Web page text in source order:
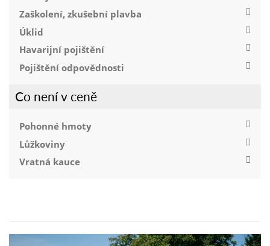
Zaškolení, zkušební plavba
Úklid
Havarijní pojištění
Pojištění odpovědnosti
Co není v ceně
Pohonné hmoty
Lůžkoviny
Vratná kauce